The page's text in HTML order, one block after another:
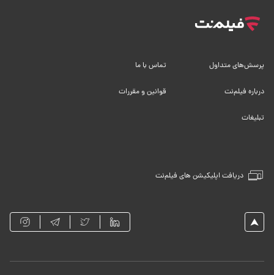
دریافت اپلیکیشن های فیلم‌نت
پرسش‌های متداول تماس با ما
درباره فیلم‌نت قوانین و مقررات
تبلیغات